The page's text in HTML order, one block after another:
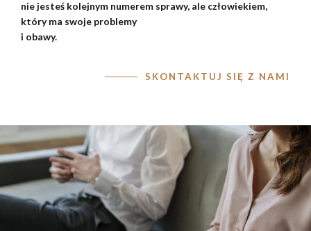
nie jesteś kolejnym numerem sprawy, ale człowiekiem,
który ma swoje problemy
i obawy.
SKONTAKTUJ SIĘ Z NAMI